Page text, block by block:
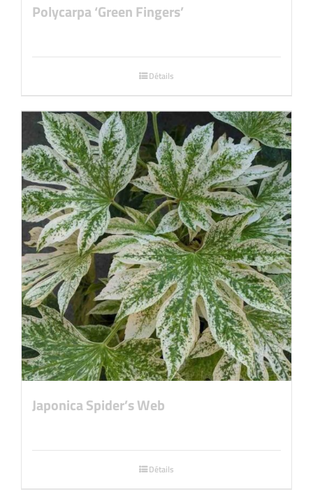
Polycarpa ‘Green Fingers’
Détails
Japonica Spider’s Web
Détails